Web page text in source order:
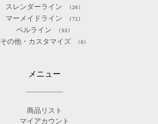
スレンダーライン (26)
マーメイドライン (71)
ベルライン (33)
その他・カスタマイズ (0)
メニュー
商品リスト
マイアカウント